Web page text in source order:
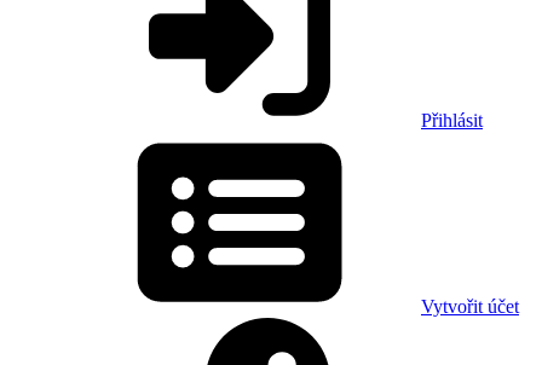
Přihlásit
Vytvořit účet